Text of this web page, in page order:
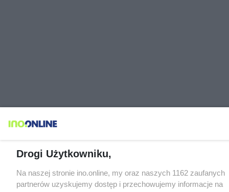
Drogi Użytkowniku,
Na naszej stronie ino.online, my oraz naszych 1162 zaufanych
partnerów uzyskujemy dostęp i przechowujemy informacje na